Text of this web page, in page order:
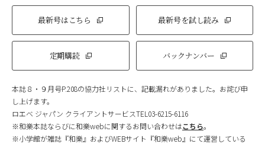
最新号はこちら 最新号を試し読み
定期購読 バックナンバー
本誌８・９月号P.208の協力社リストに、記載漏れがありました。お詫び申
し上げます。
ロエベ ジャパン クライアントサービスTEL03-6215-6116
※和樂本誌ならびに和樂webに関するお問い合わせはこちら。
※小学館が雑誌『和樂』およびWEBサイト『和樂web』にて運営している